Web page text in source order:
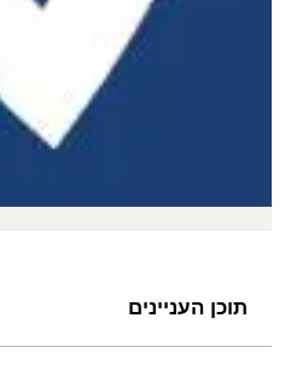
תוכן העניינים